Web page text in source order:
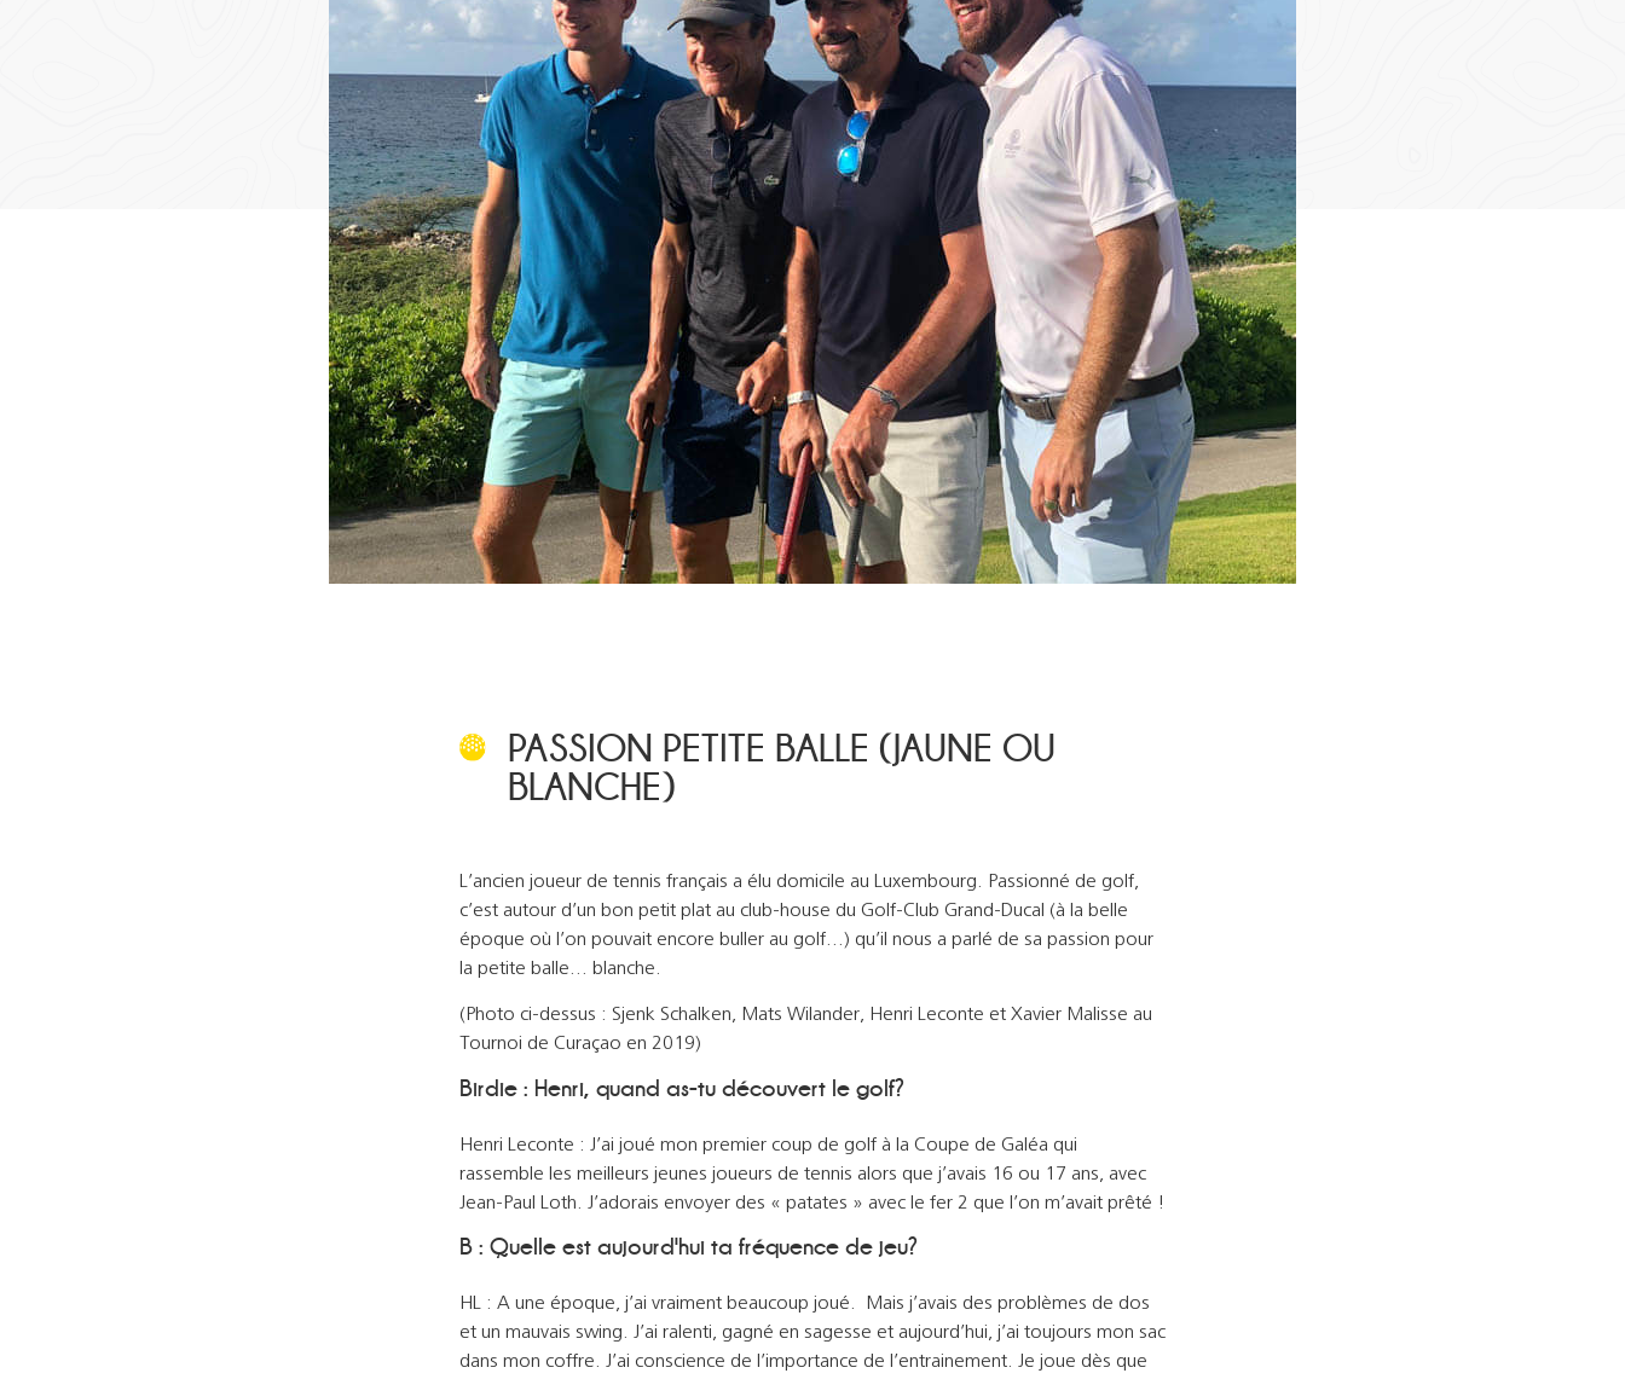
PASSION PETITE BALLE (JAUNE OU
BLANCHE)
L’ancien joueur de tennis français a élu domicile au Luxembourg. Passionné de golf,
c’est autour d’un bon petit plat au club-house du Golf-Club Grand-Ducal (à la belle
époque où l’on pouvait encore buller au golf…) qu’il nous a parlé de sa passion pour
la petite balle… blanche.
(Photo ci-dessus : Sjenk Schalken, Mats Wilander, Henri Leconte et Xavier Malisse au
Tournoi de Curaçao en 2019)
Birdie : Henri, quand as-tu découvert le golf?
Henri Leconte : J’ai joué mon premier coup de golf à la Coupe de Galéa qui
rassemble les meilleurs jeunes joueurs de tennis alors que j’avais 16 ou 17 ans, avec
Jean-Paul Loth. J’adorais envoyer des « patates » avec le fer 2 que l’on m’avait prêté !
B : Quelle est aujourd'hui ta fréquence de jeu?
HL : A une époque, j’ai vraiment beaucoup joué. Mais j’avais des problèmes de dos
et un mauvais swing. J’ai ralenti, gagné en sagesse et aujourd’hui, j’ai toujours mon sac
dans mon coffre. J’ai conscience de l’importance de l’entrainement. Je joue dès que